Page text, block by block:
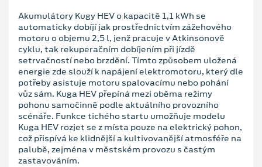
Akumulátory Kugy HEV o kapacitě 1,1 kWh se
automaticky dobíjí jak prostřednictvím zážehového
motoru o objemu 2,5 l, jenž pracuje v Atkinsonově
cyklu, tak rekuperačním dobíjením při jízdě
setrvačností nebo brzdění. Tímto způsobem uložená
energie zde slouží k napájení elektromotoru, který dle
potřeby asistuje motoru spalovacímu nebo pohání
vůz sám. Kuga HEV přepíná mezi oběma režimy
pohonu samočinně podle aktuálního provozního
scénáře. Funkce tichého startu umožňuje modelu
Kuga HEV rozjet se z místa pouze na elektrický pohon,
což přispívá ke klidnější a kultivovanější atmosféře na
palubě, zejména v městském provozu s častým
zastavováním.